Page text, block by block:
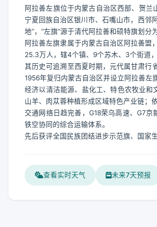
阿拉善左旗位于内蒙古自治区西部、贺兰
宁夏回族自治区银川市、石嘴山市，西邻
地”，“左旗”源于清代阿拉善和硕特旗划分
阿拉善左旗隶属于内蒙古自治区阿拉善
25.3万人，辖4个镇、9个苏木、3个街道
其历史可追溯至西夏时期，元代属甘肃行
1956年复归内蒙古自治区并设立阿拉善左旗
经济以清洁能源、盐化工、特色农牧业
山羊、肉苁蓉种植形成区域特色产业链；
交通网络日趋完善，G18荣乌高速、G7
铁空协同的综合运输体系。
先后获评全国民族团结进步示范旗、国家
查看实时天气 未来7天预报